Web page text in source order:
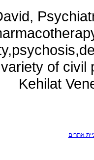
of civil
Kehilat
אתרים